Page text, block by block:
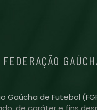
FEDERAÇÃO
Gaúcha de Futebol